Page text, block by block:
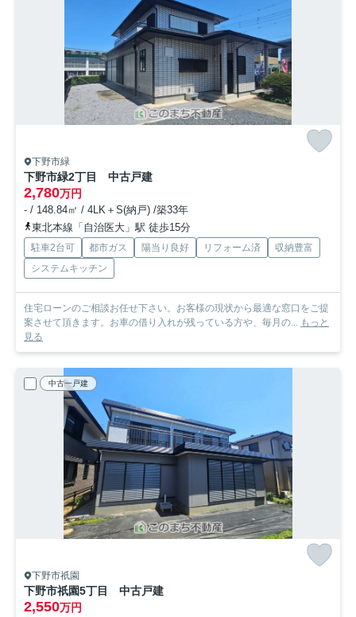
下野市緑
下野市緑2丁目 中古戸建
2,780万円
- / 148.84㎡ / 4LK＋S(納戸) /築33年
東北本線「自治医大」駅 徒歩15分
駐車2台可 都市ガス 陽当り良好 リフォーム済
収納豊富
システムキッチン
住宅ローンのご相談お任せ下さい。お客様の現状から最適な窓口をご提
案させて頂きます。お車の借り入れが残っている方や、毎月の... もっと
見る
中古一戸建
下野市祇園
下野市祇園5丁目 中古戸建
2,550万円